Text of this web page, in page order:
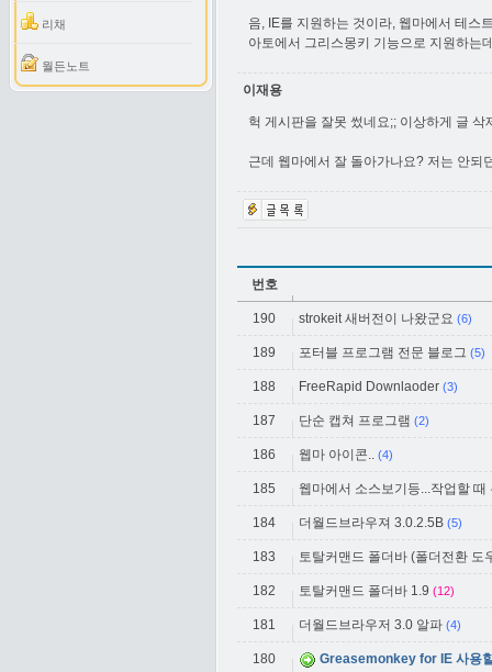
리채
월든노트
음, IE를 지원하는 것이라, 웹마에서 테스
아토에서 그리스몽키 기능으로 지원하는
이재용
헉 게시판을 잘못 썼네요;; 이상하게 글 삭
근데 웹마에서 잘 돌아가나요? 저는 안되
번호
190 strokeit 새버전이 나왔군요 (6)
189 포터블 프로그램 전문 블로그 (5)
188 FreeRapid Downlaoder (3)
187 단순 캡쳐 프로그램 (2)
186 웹마 아이콘.. (4)
185 웹마에서 소스보기등...작업할
184 더월드브라우져 3.0.2.5B (5)
183 토탈커맨드 폴더바 (폴더전환 도
182 토탈커맨드 폴더바 1.9 (12)
181 더월드브라우저 3.0 알파 (4)
180 Greasemonkey for IE 사용